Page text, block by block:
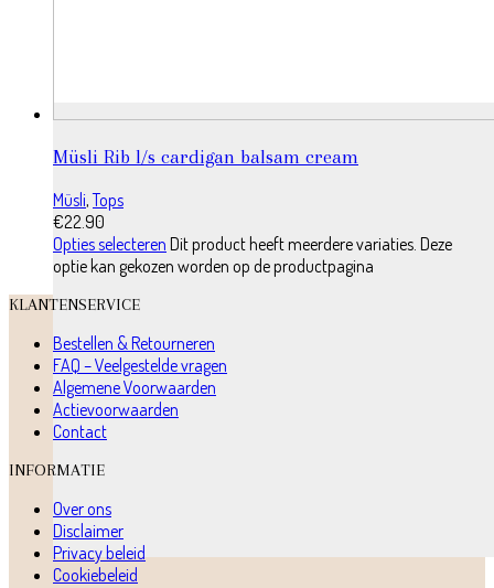
Müsli Rib l/s cardigan balsam cream
Müsli,Tops
€22.90
Opties selecteren Dit product heeft meerdere variaties. Deze
optie kan gekozen worden op de productpagina
KLANTENSERVICE
Bestellen & Retourneren
FAQ – Veelgestelde vragen
Algemene Voorwaarden
Actievoorwaarden
Contact
INFORMATIE
Over ons
Disclaimer
Privacy beleid
Cookiebeleid